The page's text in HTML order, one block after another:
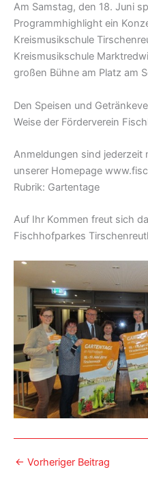
Am Samstag, den 18. Juni
Programmhighlight ein
Kreismusikschule
Kreismusikschule
großen Bühne am Platz am
Den Speisen und
Weise der Förderverein
Anmeldungen sind
unserer Homepage
Rubrik: Gartentage
Auf Ihr Kommen freut sich
Fischhofparkes
← Vorheriger Beitrag